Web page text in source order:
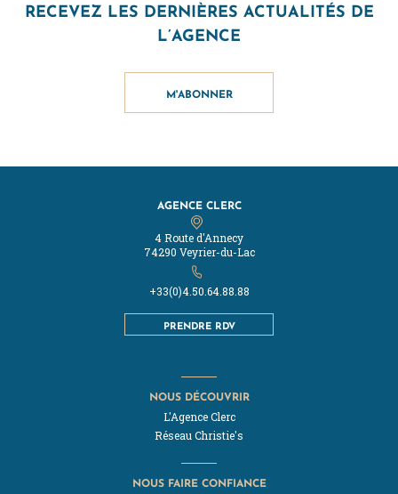
RECEVEZ LES DERNIÈRES ACTUALITÉS DE
L’AGENCE
M'ABONNER
AGENCE CLERC
4 Route d'Annecy
74290 Veyrier-du-Lac
+33(0)4.50.64.88.88
PRENDRE RDV
NOUS DÉCOUVRIR
L'Agence Clerc
Réseau Christie's
NOUS FAIRE CONFIANCE